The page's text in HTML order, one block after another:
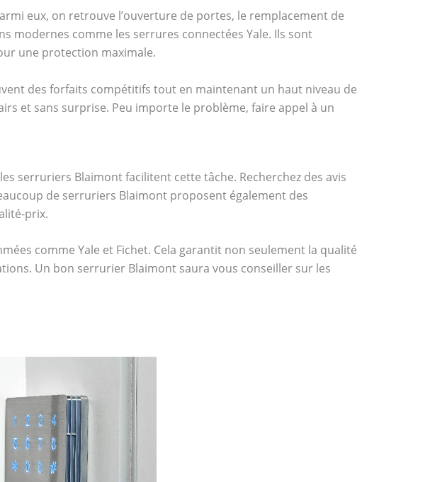
eux, on retrouve l’ouverture de portes, le remplacement de
modernes comme les serrures connectées Yale. Ils sont
une protection maximale.
des forfaits compétitifs tout en maintenant un haut niveau de
et sans surprise. Peu importe le problème, faire appel à un
serruriers Blaimont facilitent cette tâche. Recherchez des avis
de serruriers Blaimont proposent également des
prix.
comme Yale et Fichet. Cela garantit non seulement la qualité
Un bon serrurier Blaimont saura vous conseiller sur les